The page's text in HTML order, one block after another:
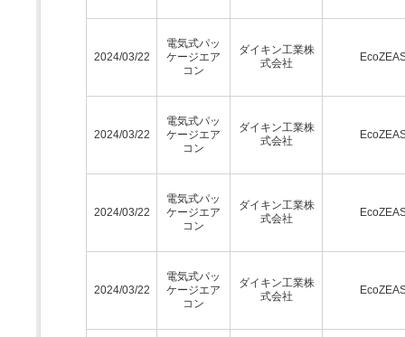
2024/03/22
電気式パッ
ケージエア
コン
ダイキン工業株
式会社
2024/03/22
電気式パッ
ケージエア
コン
ダイキン工業株
式会社
2024/03/22
電気式パッ
ケージエア
コン
ダイキン工業株
式会社
2024/03/22
電気式パッ
ケージエア
コン
ダイキン工業株
式会社